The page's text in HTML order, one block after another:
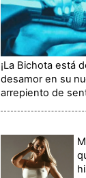
¡La Bichota está
desamor en su
arrepiento de